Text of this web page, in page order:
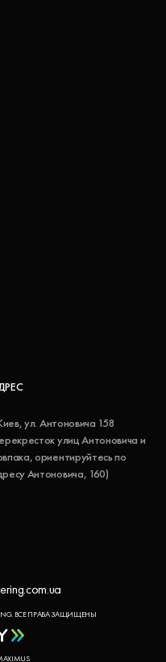
ул. Антоновича 158
улиц Антоновича и
ориентируйтесь по
Антоновича, 160)
ВСЕ ПРАВА ЗАЩИЩЕНЫ